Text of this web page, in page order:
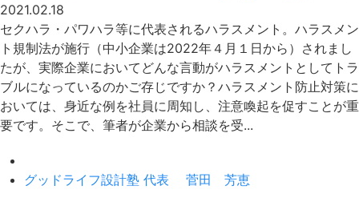
2021.02.18
セクハラ・パワハラ等に代表されるハラスメント。ハラスメン
ト規制法が施行（中小企業は2022年４月１日から）されまし
たが、実際企業においてどんな言動がハラスメントとしてトラ
ブルになっているのかご存じですか？ハラスメント防止対策に
おいては、身近な例を社員に周知し、注意喚起を促すことが重
要です。そこで、筆者が企業から相談を受...
グッドライフ設計塾 代表 菅田 芳恵